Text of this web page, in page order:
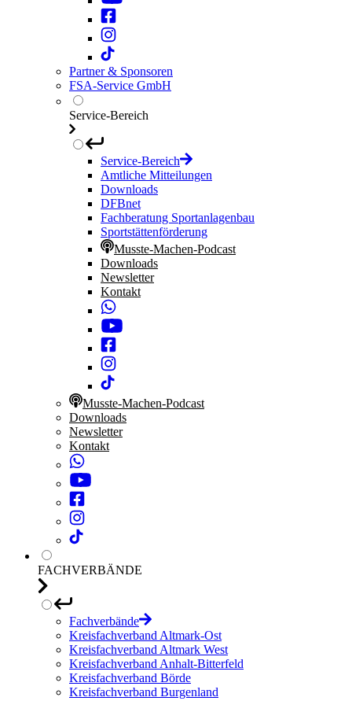
Partner & Sponsoren
FSA-Service GmbH
Service-Bereich
Service-Bereich
Amtliche Mitteilungen
Downloads
DFBnet
Fachberatung Sportanlagenbau
Sportstättenförderung
Musste-Machen-Podcast
Downloads
Newsletter
Kontakt
Musste-Machen-Podcast
Downloads
Newsletter
Kontakt
FACHVERBÄNDE
Fachverbände
Kreisfachverband Altmark-Ost
Kreisfachverband Altmark West
Kreisfachverband Anhalt-Bitterfeld
Kreisfachverband Börde
Kreisfachverband Burgenland